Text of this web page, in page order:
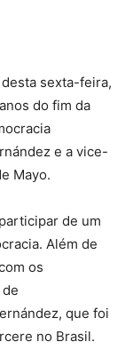
sexta-feira,
do fim da
e a vice-
Mayo.
de um
Além de
os
que foi
no Brasil.